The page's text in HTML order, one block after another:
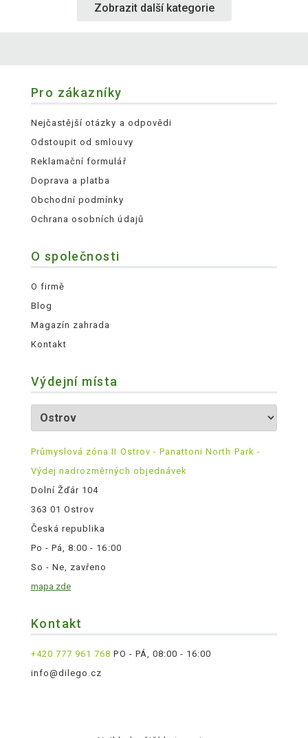
Zobrazit další kategorie
Pro zákazníky
Nejčastější otázky a odpovědi
Odstoupit od smlouvy
Reklamační formulář
Doprava a platba
Obchodní podmínky
Ochrana osobních údajů
O společnosti
O firmě
Blog
Magazín zahrada
Kontakt
Výdejní místa
Průmyslová zóna II Ostrov - Panattoni North Park -
Výdej nadrozměrných objednávek
Dolní Žďár 104
363 01 Ostrov
Česká republika
Po - Pá, 8:00 - 16:00
So - Ne, zavřeno
mapa zde
Kontakt
+420 777 961 768 PO - PÁ, 08:00 - 16:00
info@dilego.cz